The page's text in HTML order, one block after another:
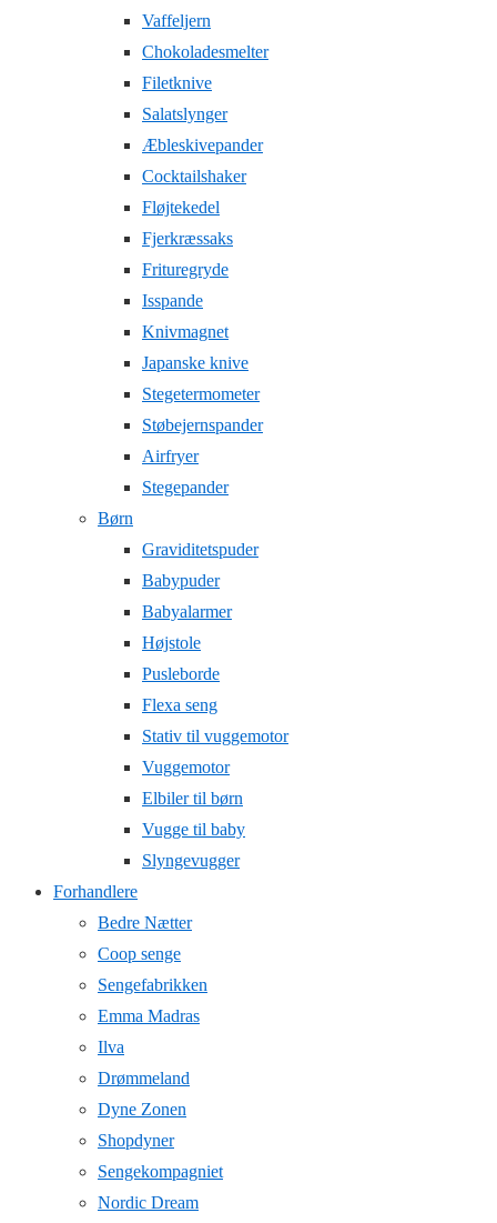
Vaffeljern
Chokoladesmelter
Filetknive
Salatslynger
Æbleskivepander
Cocktailshaker
Fløjtekedel
Fjerkræssaks
Frituregryde
Isspande
Knivmagnet
Japanske knive
Stegetermometer
Støbejernspander
Airfryer
Stegepander
Børn
Graviditetspuder
Babypuder
Babyalarmer
Højstole
Pusleborde
Flexa seng
Stativ til vuggemotor
Vuggemotor
Elbiler til børn
Vugge til baby
Slyngevugger
Forhandlere
Bedre Nætter
Coop senge
Sengefabrikken
Emma Madras
Ilva
Drømmeland
Dyne Zonen
Shopdyner
Sengekompagniet
Nordic Dream